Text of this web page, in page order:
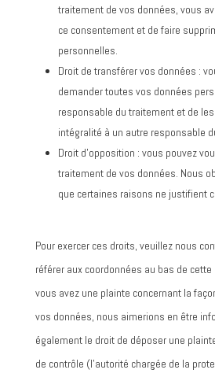
traitement de vos données, vous
ce consentement et de faire
personnelles.
Droit de transférer vos données :
demander toutes vos données
responsable du traitement et de
intégralité à un autre responsable
Droit d’opposition : vous pouvez
traitement de vos données. Nous
que certaines raisons ne justifient
Pour exercer ces droits, veuillez nous
référer aux coordonnées au bas de
vous avez une plainte concernant la
vos données, nous aimerions en être
également le droit de déposer une
de contrôle (l’autorité chargée de la